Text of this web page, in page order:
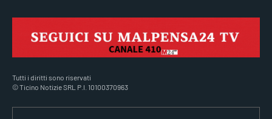
Tutti i diritti sono riservati
© Ticino Notizie SRL P.I. 10100370963